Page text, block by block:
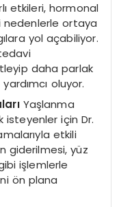
etkileri, hormonal
nedenlerle ortaya
yol açabiliyor.
daha parlak
oluyor.
Yaşlanma
için Dr.
etkili
giderilmesi, yüz
işlemlerle
ön plana